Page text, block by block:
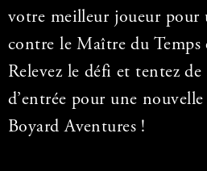
votre meilleur joueur pour
contre le Maître du Temps
Relevez le défi et tentez
d’entrée pour une
Boyard Aventures !